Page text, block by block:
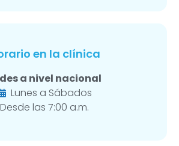
en la clínica
a nivel nacional
Lunes a Sábados
Desde las 7:00 a.m.